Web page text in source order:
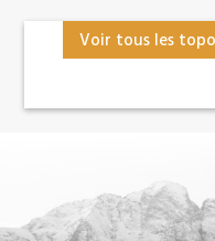
Voir tous les